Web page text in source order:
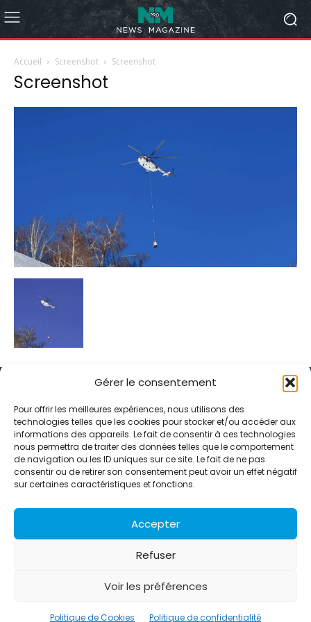
Gérer le consentement
Pour offrir les meilleures expériences, nous utilisons des
technologies telles que les cookies pour stocker et/ou accéder aux
informations des appareils. Le fait de consentir à ces technologies
nous permettra de traiter des données telles que le comportement
de navigation ou les ID uniques sur ce site. Le fait de ne pas
consentir ou de retirer son consentement peut avoir un effet négatif
sur certaines caractéristiques et fonctions.
Accepter
Refuser
Voir les préférences
Politique de Cookies Politique de confidentialité
Accueil Screenshot Screenshot
Screenshot
Alternative Média est une agence de relations presse et de
relations publiques basée à Grenoble. Depuis 1995, elle conçoit et
pilote des stratégies de visibilité en France et à l’international
grâce à un réseau d’agences partenaires.
Contact International
Références